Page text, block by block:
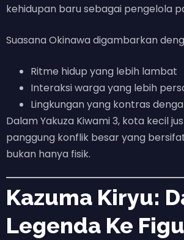
kehidupan baru sebagai pengelola
Suasana Okinawa digambarkan
Ritme hidup yang lebih lambat
Interaksi warga yang lebih
Lingkungan yang kontras
Dalam Yakuza Kiwami 3, kota kecil
panggung konflik besar yang
bukan hanya fisik.
Kazuma Kiryu:
Legenda Ke